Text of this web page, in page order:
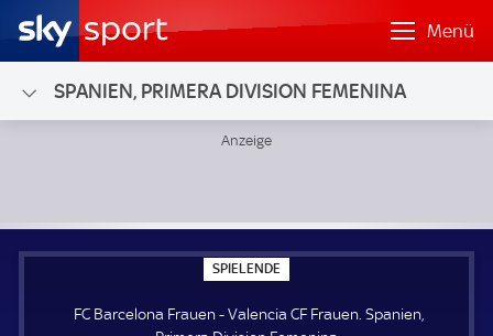
Menü
SPANIEN, PRIMERA DIVISION FEMENINA
SPIELENDE
P
E
FC Barcelona Frauen - Valencia CF Frauen. Spanien,